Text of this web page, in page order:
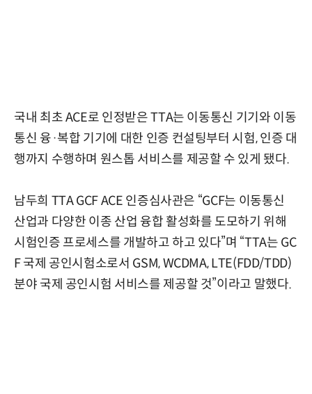
국내 최초 ACE로 인정받은 TTA는 이동통신 기기와 이동
통신 융·복합 기기에 대한 인증 컨설팅부터 시험, 인증 대
행까지 수행하며 원스톱 서비스를 제공할 수 있게 됐다.
남두희 TTA GCF ACE 인증심사관은 “GCF는 이동통신
산업과 다양한 이종 산업 융합 활성화를 도모하기 위해
시험인증 프로세스를 개발하고 하고 있다”며 “TTA는 GC
F 국제 공인시험소로서 GSM, WCDMA, LTE(FDD/TDD)
분야 국제 공인시험 서비스를 제공할 것”이라고 말했다.